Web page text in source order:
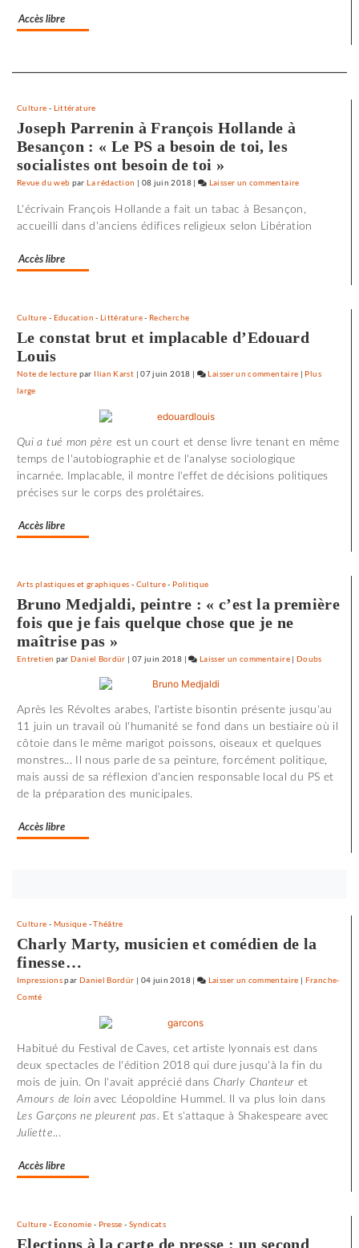
Accès libre
Separateur
Culture - Littérature
Joseph Parrenin à François Hollande à
Besançon : « Le PS a besoin de toi, les
socialistes ont besoin de toi »
Revue du web parLa rédaction | 08 juin 2018| Laisser un commentaire
minutes
L'écrivain François Hollande a fait un tabac à Besançon,
accueilli dans d'anciens édifices religieux selon Libération
Accès libre
Culture - Education - Littérature- Recherche
Le constat brut et implacable d’Edouard
Louis
Note de lecture par Ilian Karst |07 juin 2018 | Laisser un commentaire on
à
Utoya
| Plus
large
Qui a tué mon père est un court et dense livre tenant en même
temps de l'autobiographie et de l'analyse sociologique
incarnée. Implacable, il montre l'effet de décisions politiques
précises sur le corps des prolétaires.
Accès libre
Arts plastiques et graphiques - Culture- Politique
Bruno Medjaldi, peintre : « c’est la première
fois que je fais quelque chose que je ne
maîtrise pas »
Entretien parDaniel Bordür | 07 juin 2018 | Laisser un commentaireon
d’effroi
à
«
Utoya
»
|Doubs
Après les Révoltes arabes, l'artiste bisontin présente jusqu'au
11 juin un travail où l'humanité se fond dans un bestiaire où il
côtoie dans le même marigot poissons, oiseaux et quelques
monstres... Il nous parle de sa peinture, forcément politique,
mais aussi de sa réflexion d'ancien responsable local du PS et
de la préparation des municipales.
Accès libre
vous
maintenant
Culture - Musique -Théâtre
Charly Marty, musicien et comédien de la
finesse…
Impressionspar Daniel Bordür 04 juin 2018| Laisser un commentaire on
à
«
Utoya
»
Franche-
Comté
Habitué du Festival de Caves, cet artiste lyonnais est dans
deux spectacles de l'édition 2018 qui dure jusqu'à la fin du
mois de juin. On l'avait apprécié dansCharly Chanteur et
Amours de loin avec Léopoldine Hummel. Il va plus loin dans
Les Garçons ne pleurent pas. Et s'attaque à Shakespeare avec
Juliette...
Accès libre
Culture - Economie - Presse - Syndicats
Elections à la carte de presse : un second